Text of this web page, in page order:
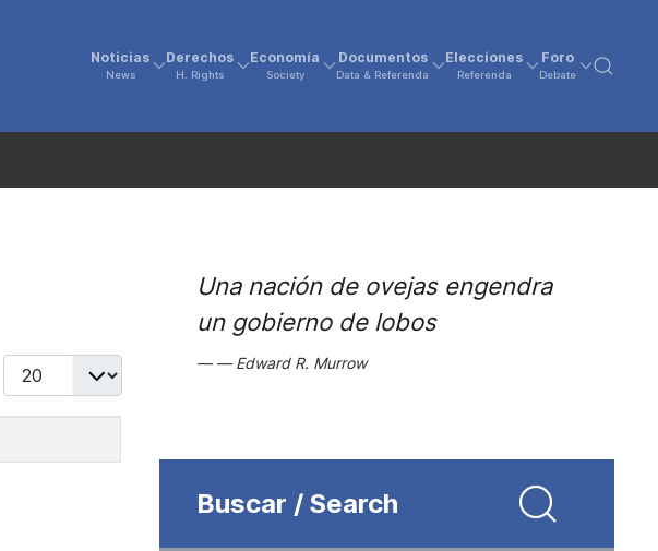
Noticias
News
Derechos
H. Rights
Economía
Society
Documentos
Data & Referenda
Elecciones
Referenda
Foro
Debate
Display #
Una nación de ovejas engendra
un gobierno de lobos
Edward R. Murrow
Buscar / Search